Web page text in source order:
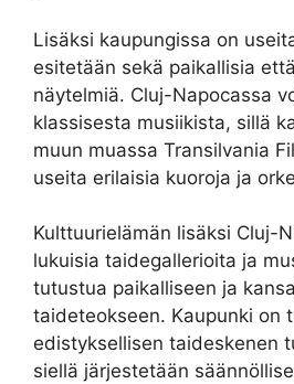
Lisäksi kaupungissa on
esitetään sekä paikallisia
näytelmiä. Cluj-Napocassa
klassisesta musiikista, sillä
muun muassa Transilvania
useita erilaisia kuoroja ja
Kulttuurielämän lisäksi Cluj-
lukuisia taidegallerioita ja
tutustua paikalliseen ja
taideteokseen. Kaupunki on
edistyksellisen taideskenen
siellä järjestetään